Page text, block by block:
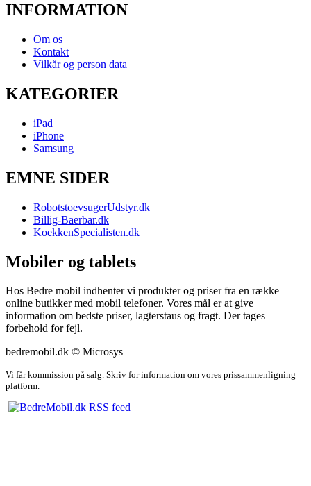
INFORMATION
Om os
Kontakt
Vilkår og person data
KATEGORIER
iPad
iPhone
Samsung
EMNE SIDER
RobotstoevsugerUdstyr.dk
Billig-Baerbar.dk
KoekkenSpecialisten.dk
Mobiler og tablets
Hos Bedre mobil indhenter vi produkter og priser fra en række
online butikker med mobil telefoner. Vores mål er at give
information om bedste priser, lagterstaus og fragt. Der tages
forbehold for fejl.
bedremobil.dk © Microsys
Vi får kommission på salg. Skriv for information om vores prissammenligning
platform.